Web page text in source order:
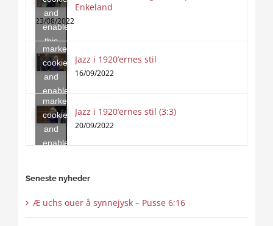
and
enable
this
content
Enkeland
23/08/2022
Click
to
marketing
cookies
and
enable
this
content
Jazz i 1920’ernes stil
16/09/2022
Click
to
accept
marketing
cookies
and
enable
Jazz i 1920’ernes stil (3:3)
20/09/2022
Seneste nyheder
Æ uchs ouer å synnejysk – Pusse 6:16